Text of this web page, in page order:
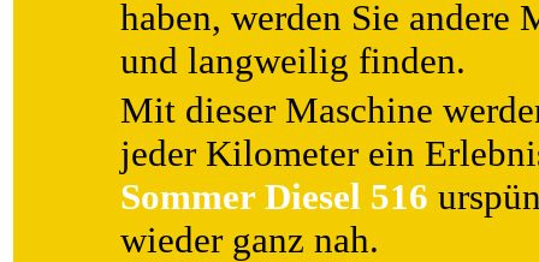
haben, werden Sie andere
und langweilig finden.
Mit dieser Maschine
jeder Kilometer ein
Sommer Diesel 516
wieder ganz nah.